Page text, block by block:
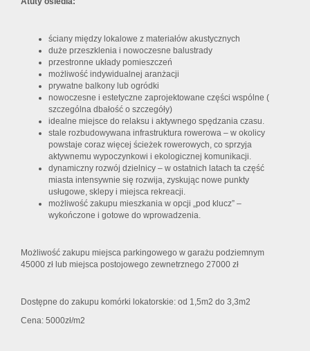
ściany między lokalowe z materiałów akustycznych
duże przeszklenia i nowoczesne balustrady
przestronne układy pomieszczeń
możliwość indywidualnej aranżacji
prywatne balkony lub ogródki
nowoczesne i estetyczne zaprojektowane części wspólne (
szczególna dbałość o szczegóły)
idealne miejsce do relaksu i aktywnego spędzania czasu.
stale rozbudowywana infrastruktura rowerowa – w okolicy
powstaje coraz więcej ścieżek rowerowych, co sprzyja
aktywnemu wypoczynkowi i ekologicznej komunikacji.
dynamiczny rozwój dzielnicy – w ostatnich latach ta część
miasta intensywnie się rozwija, zyskując nowe punkty
usługowe, sklepy i miejsca rekreacji.
możliwość zakupu mieszkania w opcji „pod klucz” –
wykończone i gotowe do wprowadzenia.
Możliwość zakupu miejsca parkingowego w garażu podziemnym
45000 zł lub miejsca postojowego zewnetrznego 27000 zł
Dostępne do zakupu komórki lokatorskie: od 1,5m2 do 3,3m2
Cena: 5000zł/m2